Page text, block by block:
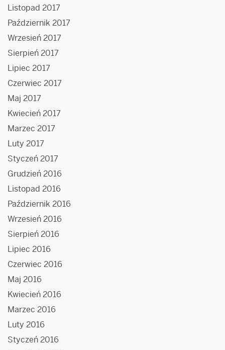
Listopad 2017
Październik 2017
Wrzesień 2017
Sierpień 2017
Lipiec 2017
Czerwiec 2017
Maj 2017
Kwiecień 2017
Marzec 2017
Luty 2017
Styczeń 2017
Grudzień 2016
Listopad 2016
Październik 2016
Wrzesień 2016
Sierpień 2016
Lipiec 2016
Czerwiec 2016
Maj 2016
Kwiecień 2016
Marzec 2016
Luty 2016
Styczeń 2016